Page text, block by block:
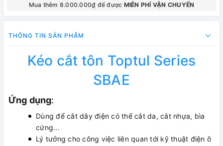
Mua thêm 8.000.000₫ để được MIỄN PHÍ VẬN CHUYỂN
THÔNG TIN SẢN PHẨM
Kéo cắt tôn Toptul Series
SBAE
Ứng dụng:
Dùng để cắt dây điện có thể cắt da, cắt nhựa, bìa
cứng...
Lý tưởng cho công việc liên quan tới kỹ thuật điện ô